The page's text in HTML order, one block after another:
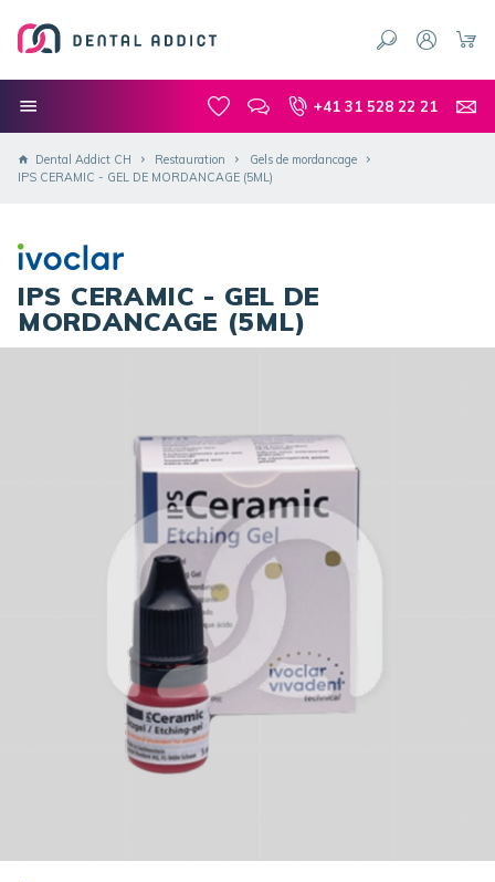
+41 31 528 22 21
Dental Addict CH Restauration
Gels de mordancage
IPS CERAMIC - GEL DE MORDANCAGE (5ML)
IPS CERAMIC - GEL DE
MORDANCAGE (5ML)